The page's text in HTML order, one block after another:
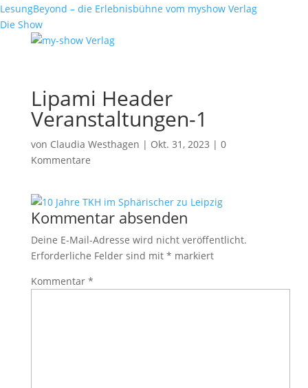
LesungBeyond – die Erlebnisbühne vom myshow Verlag
Die Show
Lipami Header
Veranstaltungen-1
von Claudia Westhagen | Okt. 31, 2023 | 0
Kommentare
Kommentar absenden
Deine E-Mail-Adresse wird nicht veröffentlicht.
Erforderliche Felder sind mit * markiert
Kommentar *